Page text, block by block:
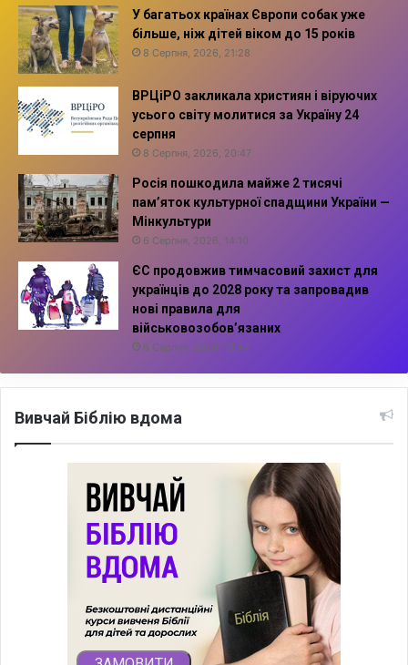
У багатьох країнах Європи собак уже
більше, ніж дітей віком до 15 років
8 Серпня, 2026, 21:28
ВРЦіРО закликала християн і віруючих
усього світу молитися за Україну 24
серпня
8 Серпня, 2026, 20:47
Росія пошкодила майже 2 тисячі
пам’яток культурної спадщини України —
Мінкультури
6 Серпня, 2026, 14:10
ЄС продовжив тимчасовий захист для
українців до 2028 року та запровадив
нові правила для
військовозобов’язаних
6 Серпня, 2026, 13:57
Вивчай Біблію вдома